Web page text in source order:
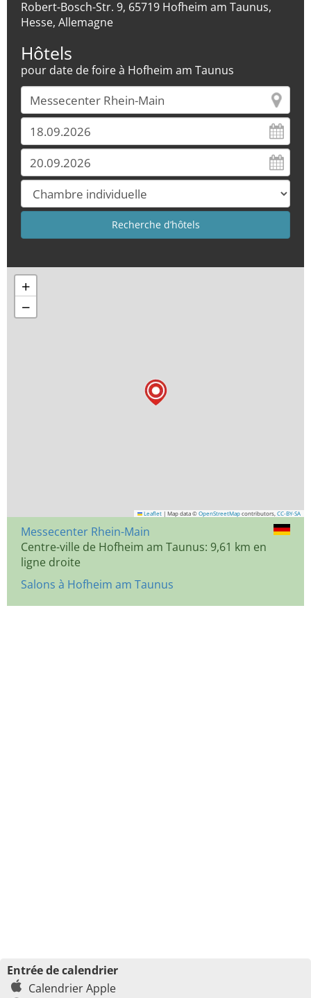
Robert-Bosch-Str. 9, 65719 Hofheim am Taunus,
Hesse, Allemagne
Hôtels
pour date de foire à Hofheim am Taunus
+
−
Leaflet | Map data © OpenStreetMap contributors, CC-BY-SA
Messecenter Rhein-Main
Centre-ville de Hofheim am Taunus: 9,61 km en
ligne droite
Salons à Hofheim am Taunus
Entrée de calendrier
Calendrier Apple